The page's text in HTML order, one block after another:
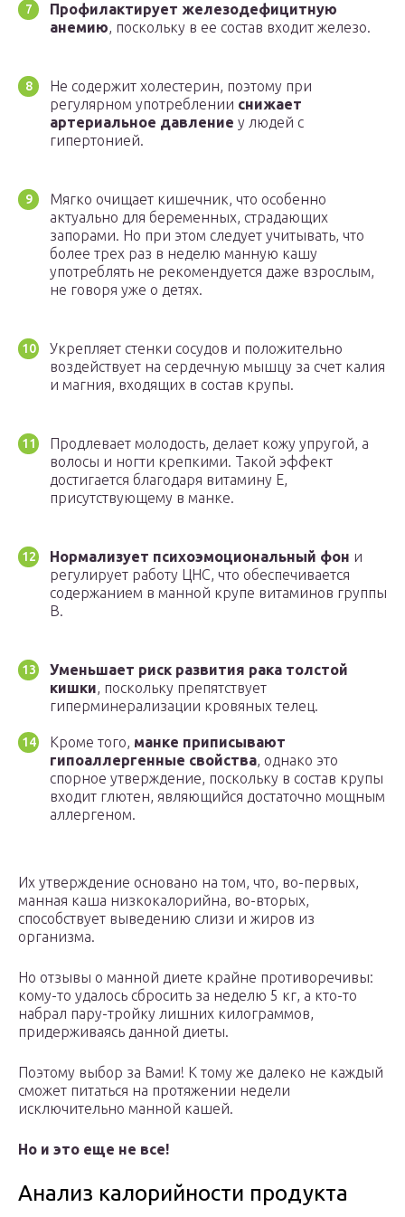
Профилактирует железодефицитную
анемию, поскольку в ее состав входит железо.
Не содержит холестерин, поэтому при
регулярном употреблении снижает
артериальное давление у людей с
гипертонией.
Мягко очищает кишечник, что особенно
актуально для беременных, страдающих
запорами. Но при этом следует учитывать, что
более трех раз в неделю манную кашу
употреблять не рекомендуется даже взрослым,
не говоря уже о детях.
Укрепляет стенки сосудов и положительно
воздействует на сердечную мышцу за счет калия
и магния, входящих в состав крупы.
Продлевает молодость, делает кожу упругой, а
волосы и ногти крепкими. Такой эффект
достигается благодаря витамину Е,
присутствующему в манке.
Нормализует психоэмоциональный фон и
регулирует работу ЦНС, что обеспечивается
содержанием в манной крупе витаминов группы
В.
Уменьшает риск развития рака толстой
кишки, поскольку препятствует
гиперминерализации кровяных телец.
Кроме того, манке приписывают
гипоаллергенные свойства, однако это
спорное утверждение, поскольку в состав крупы
входит глютен, являющийся достаточно мощным
аллергеном.
Их утверждение основано на том, что, во-первых,
манная каша низкокалорийна, во-вторых,
способствует выведению слизи и жиров из
организма.
Но отзывы о манной диете крайне противоречивы:
кому-то удалось сбросить за неделю 5 кг, а кто-то
набрал пару-тройку лишних килограммов,
придерживаясь данной диеты.
Поэтому выбор за Вами! К тому же далеко не каждый
сможет питаться на протяжении недели
исключительно манной кашей.
Но и это еще не все!
Анализ калорийности продукта